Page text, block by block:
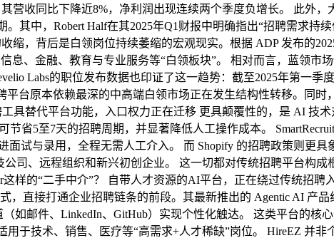
营收同比下降近8%，净利润出现连续两个季度负增长。 此外，
其中，Robert Half在其2025年Q1财报中明确指出“招聘需求持
缩，背后是白领岗位持续萎缩的宏观现实。根据 ADP 发布的
、金融、教育与专业服务等“白领板块”。 相对而言，蓝领市
Labs的职位发布数据也印证了这一趋势：截至2025年第一季
台原本依赖最深的中高端白领市场正在发生结构性转移。同
替代平台功能，入口权力正在迁移 更具颠覆性的，是 AI 技术
省5至7天的招聘周期，并显著降低人工操作成本。
试与录用，全程无需人工介入。 而 Shopify 的招聘政策则更
司、远程组织和新兴初创企业。 这一切都对传统招聘平台构
样的“二手中介”？ 自带人才资源的AI平台，正在绕过传统招
，直接打通企业招聘链条的前段。其最新推出的 Agentic AI 产
如邮件、LinkedIn、GitHub）实现个性化触达。 这类平台的核
于技术、销售、医疗等“高需求+人才稀缺”岗位。 HireEZ 并非个